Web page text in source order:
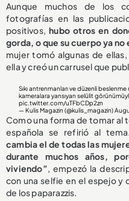
Aunque muchos de los
fotografías en las
positivos,hubo otros en
gorda, o que su cuerpo ya no
mujer tomó algunas de
ella y creó un carrusel que
Sıkı antrenmanları ve düzenli
kameralara yansıyan selülit
pic.twitter.com/uTFbCDp2zn
— Kulis Magazin (@kulis_magazin)
Como una forma de tomar al
española se refirió al
cambia el de todas las
durante muchos años,
viviendo”, empezó la
con una selfie en el espejo y
de los paparazzis.